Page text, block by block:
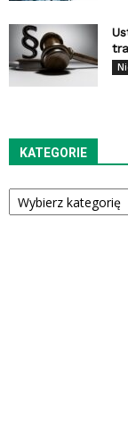
KATEGORIE
Kategorie